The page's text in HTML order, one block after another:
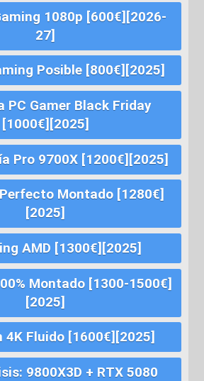
1080p [600€][2026-
27]
Posible [800€][2025]
PC Gamer Black Friday
[1000€][2025]
Pro 9700X [1200€][2025]
Montado [1280€]
[2025]
AMD [1300€][2025]
Montado [1300-1500€]
[2025]
4K Fluido [1600€][2025]
9800X3D + RTX 5080